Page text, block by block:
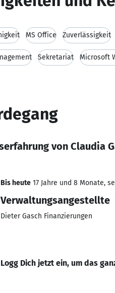
MS Office Zuverlässigkeit
Sekretariat Microsoft
von Claudia
Bis heute 17 Jahre und 8 Monate,
Verwaltungsangestellte
Dieter Gasch Finanzierungen
Logg Dich jetzt ein, um das